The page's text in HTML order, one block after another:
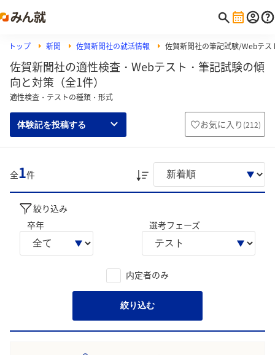
トップ 新聞 佐賀新聞社の就活情報 佐賀新聞社の筆記試験/Webテス
佐賀新聞社の適性検査・Webテスト・筆記試験の傾
向と対策（全1件）
適性検査・テストの種類・形式
体験記を投稿する お気に入り (212)
全1件
絞り込み
卒年
選考フェーズ
内定者のみ
絞り込む